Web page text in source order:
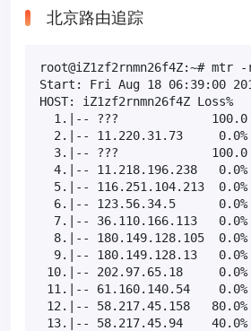
北京路由追踪
root@iZ1zf2rnmn26f4Z:~# mtr
Start: Fri Aug 18 06:39:00
HOST: iZ1zf2rnmn26f4Z
1.|-- ???
2.|-- 11.220.31.73
3.|-- ???
4.|-- 11.218.196.238
5.|-- 116.251.104.213
6.|-- 123.56.34.5
7.|-- 36.110.166.113
8.|-- 180.149.128.105
9.|-- 180.149.128.13
10.|-- 202.97.65.18
11.|-- 61.160.140.54
12.|-- 58.217.45.158
13.|-- 58.217.45.94